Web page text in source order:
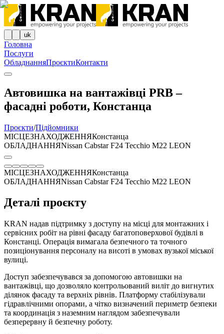
uk
Головна
Послуги
ОбладнанняПроєктиКонтакти
Автовишка на вантажівці PRB –
фасадні роботи, Констанца
Проєкти/Підйомники
МІСЦЕЗНАХОДЖЕННЯКонстанца
ОБЛАДНАННЯNissan Cabstar F24 Tecchio M22 LEON
МІСЦЕЗНАХОДЖЕННЯКонстанца
ОБЛАДНАННЯNissan Cabstar F24 Tecchio M22 LEON
Деталі проєкту
KRAN надав підтримку з доступу на місці для монтажних і
сервісних робіт на рівні фасаду багатоповерхової будівлі в
Констанці. Операція вимагала безпечного та точного
позиціонування персоналу на висоті в умовах вузької міської
вулиці.
Доступ забезпечувався за допомогою автовишки на
вантажівці, що дозволяло контрольований виліт до вигнутих
ділянок фасаду та верхніх рівнів. Платформу стабілізували
гідравлічними опорами, а чітко визначений периметр безпеки
та координація з наземним наглядом забезпечували
безперервну й безпечну роботу.